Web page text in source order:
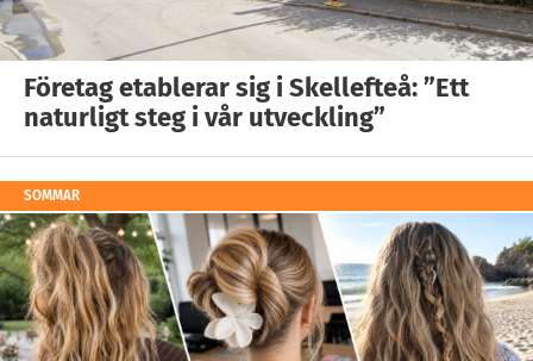
Företag etablerar sig i Skellefteå: ”Ett
naturligt steg i vår utveckling”
SOMMAR